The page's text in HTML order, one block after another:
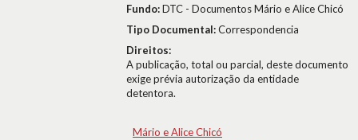
Fundo:DTC - Documentos Mário e Alice Chicó
Tipo Documental:Correspondencia
Direitos:
A publicação, total ou parcial, deste documento
exige prévia autorização da entidade
detentora.
Mário e Alice Chicó